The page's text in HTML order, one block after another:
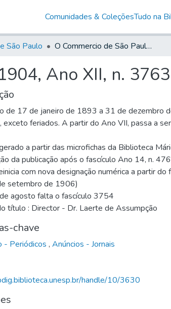
Comunidades & ColeçõesTudo na
São Paulo O Commercio de São Paulo, 1904, Ano XII, n. 3763
Ano XII, n. 3763
de 17 de janeiro de 1893 a 31 de dezembro
exceto feriados. A partir do Ano VII, passa a
a partir das microfichas da Biblioteca
da publicação após o fascículo Ano 14, n.
com nova designação numérica a partir do
setembro de 1906)
agosto falta o fascículo 3754
título : Director - Dr. Laerte de Assumpção
chave
- Periódicos , Anúncios - Jornais
handle/10/3630